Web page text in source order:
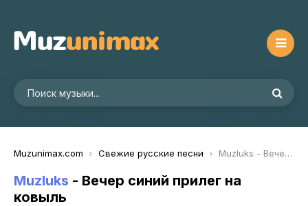
Muzunimax.com Свежие русские песни Muzluks - Вечер синий прилег на ковыль
Muzluks - Вечер синий прилег на
ковыль